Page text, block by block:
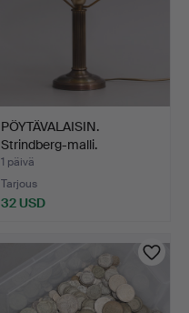
PÖYTÄVALAISIN.
Strindberg-malli.
1 päivä
Tarjous
32 USD